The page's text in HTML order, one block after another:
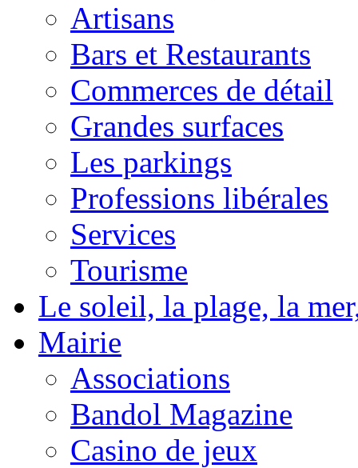
Artisans
Bars et Restaurants
Commerces de détail
Grandes surfaces
Les parkings
Professions libérales
Services
Tourisme
Le soleil, la plage, la
Mairie
Associations
Bandol Magazine
Casino de jeux